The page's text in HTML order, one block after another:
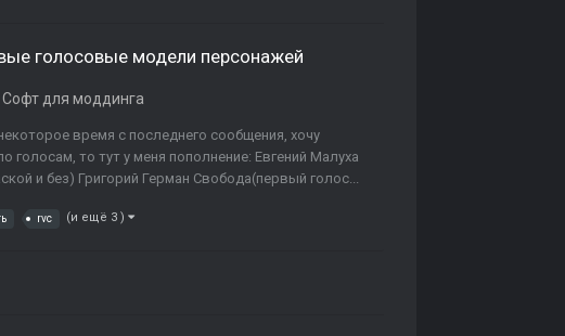
голосовые модели персонажей
Софт для моддинга
время с последнего сообщения, хочу
голосам, то тут у меня пополнение: Евгений Малуха
и без) Григорий Герман Свобода(первый голос...
rvc (и ещё 3 )